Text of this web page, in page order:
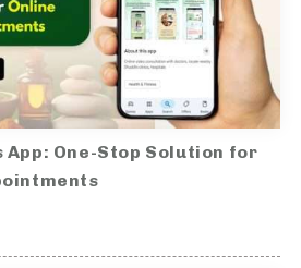
App: One-Stop Solution for